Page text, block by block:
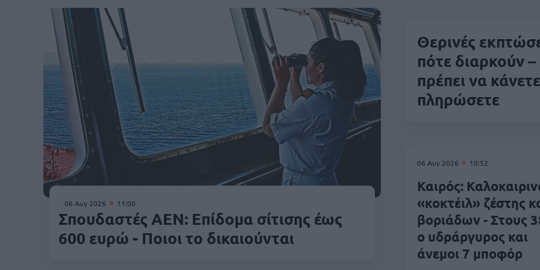
06 Αυγ 2026 11:00
Σπουδαστές ΑΕΝ: Επίδομα σίτισης έως
600 ευρώ - Ποιοι το δικαιούνται
Θερινές
πότε διαρκούν –
πρέπει να
πληρώσετε
06 Αυγ 2026 10:52
Καιρός:
«κοκτέιλ» ζέστης
βοριάδων - Στους
ο υδράργυρος και
άνεμοι 7 μποφόρ